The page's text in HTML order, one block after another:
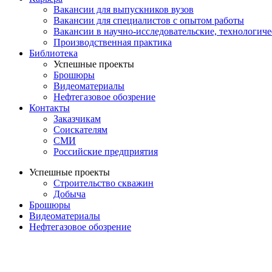
Вакансии для выпускников вузов
Вакансии для специалистов с опытом работы
Вакансии в научно-исследовательские,
Производственная практика
Библиотека
Успешные проекты
Брошюры
Видеоматериалы
Нефтегазовое обозрение
Контакты
Заказчикам
Соискателям
СМИ
Российские предприятия
Успешные проекты
Строительство скважин
Добыча
Брошюры
Видеоматериалы
Нефтегазовое обозрение